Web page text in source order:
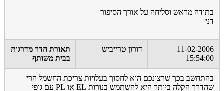
בתודה מראש וסליחה על אורך הסיפור
דני
11-02-2006
15:54:00
דורון טרייביש
תאורת חדר מדרגות
בבית משותף
בהתחשב בכך שרצונכם הוא לחסוך בעלויות צריכת החשמל הרי
שהדרך הקלה ביותר היא להשתמש בנורות EL או PL עם גופי